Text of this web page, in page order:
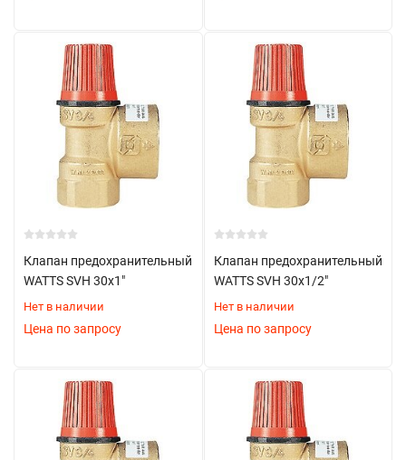
Клапан предохранительный
WATTS SVH 30х1"
Нет в наличии
Цена по запросу
Клапан предохранительный
WATTS SVH 30х1/2"
Нет в наличии
Цена по запросу